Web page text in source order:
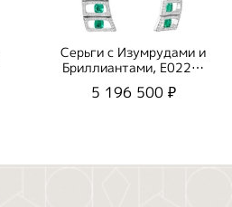
Серьги с Изумрудами и
Бриллиантами, E0226-
0/1
5 196 500 ₽